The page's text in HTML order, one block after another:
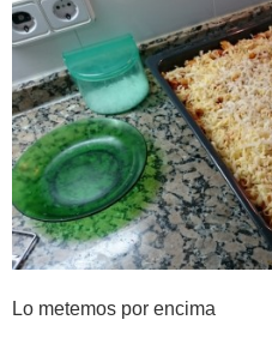
Lo metemos por encima